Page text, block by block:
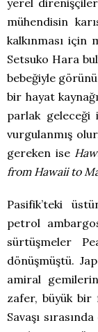
yerel
mühendisin
kalkınması için
Setsuko Hara
bebeğiyle
bir hayat
parlak geleceği
vurgulanmış
gereken ise
from Hawaii to
Pasifik’teki
petrol
sürtüşmeler
dönüşmüştü.
amiral
zafer, büyük bir
Savaşı